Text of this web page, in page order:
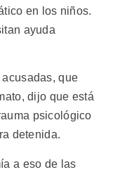
en los niños.
ayuda
que
dijo que está
psicológico
detenida.
a eso de las